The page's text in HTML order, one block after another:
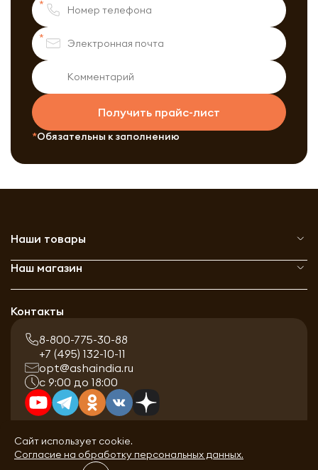
Получить прайс-лист
Обязательны к заполнению
Наши товары
Наш магазин
Контакты
8-800-775-30-88
+7 (495) 132-10-11
opt@ashaindia.ru
с 9:00 до 18:00
Сайт использует cookie.
Согласие на обработку персональных данных.